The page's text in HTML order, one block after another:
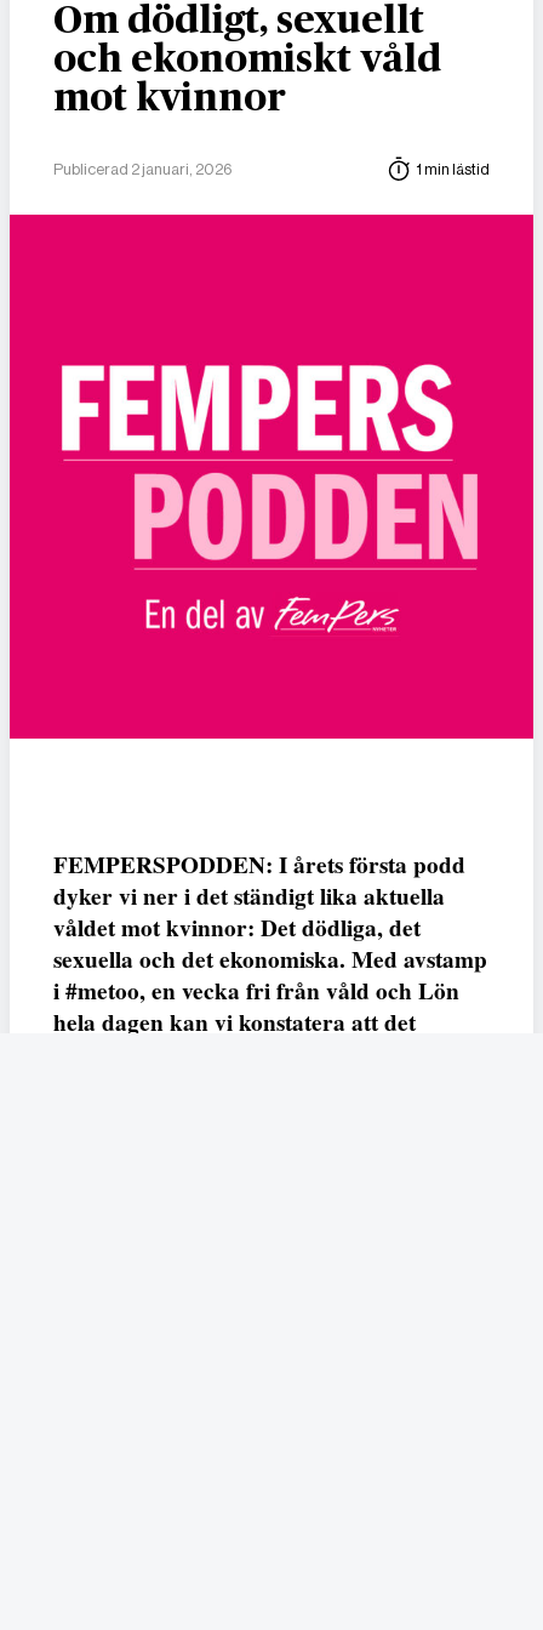
Om dödligt, sexuellt
och ekonomiskt våld
mot kvinnor
Publicerad 2 januari, 2026 1 min lästid
FEMPERSPODDEN: I årets första podd
dyker vi ner i det ständigt lika aktuella
våldet mot kvinnor: Det dödliga, det
sexuella och det ekonomiska. Med avstamp
i #metoo, en vecka fri från våld och Lön
hela dagen kan vi konstatera att det